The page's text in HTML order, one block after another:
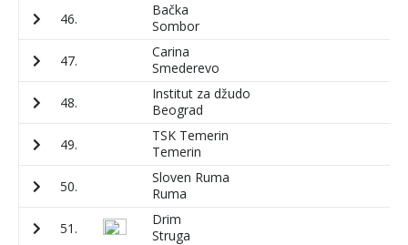
46.
Bačka
Sombor
47.
Carina
Smederevo
48.
Institut za džudo
Beograd
49.
TSK Temerin
Temerin
50.
Sloven Ruma
Ruma
51.
Drim
Struga